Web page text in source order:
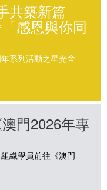
共築新篇
感恩與你同
系列活動之星光舍
門2026年專
織學員前往《澳門